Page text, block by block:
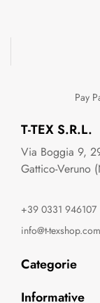
Pay
T-TEX S.R.L.
Via Boggia 9,
Gattico-Veruno
+39 0331 946107
info@t-texshop.com
Categorie
Informative